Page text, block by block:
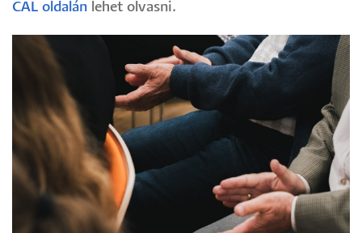
CAL oldalán lehet olvasni.